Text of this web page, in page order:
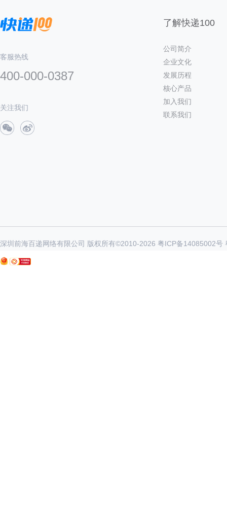
客服热线
400-000-0387
关注我们
了解快递100
公司简介
企业文化
发展历程
核心产品
加入我们
联系我们
深圳前海百递网络有限公司 版权所有©2010-2026 粤ICP备14085002号